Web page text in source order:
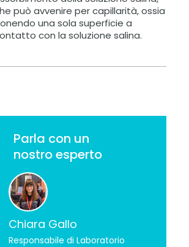
può avvenire per capillarità, ossia
una sola superficie a
con la soluzione salina.
Parla con un
nostro esperto
Chiara Gallo
Responsabile di Laboratorio